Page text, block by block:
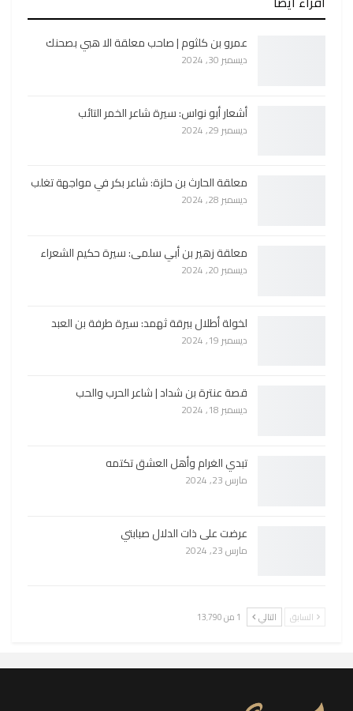
عمرو بن كلثوم | صاحب معلقة الا هبي بصحنك
ديسمبر 30, 2024
أشعار أبو نواس: سيرة شاعر الخمر التائب
ديسمبر 29, 2024
معلقة الحارث بن حلزة: شاعر بكر في مواجهة تغلب
ديسمبر 28, 2024
معلقة زهير بن أبي سلمى: سيرة حكيم الشعراء
ديسمبر 20, 2024
لخولة أطلال ببرقة ثهمد: سيرة طرفة بن العبد
ديسمبر 19, 2024
قصة عنترة بن شداد | شاعر الحرب والحب
ديسمبر 18, 2024
تبدي الغرام وأهل العشق تكتمه
مارس 23, 2024
عرضت على ذات الدلال صبابتي
مارس 23, 2024
السابق التالي 1 من 13٬790